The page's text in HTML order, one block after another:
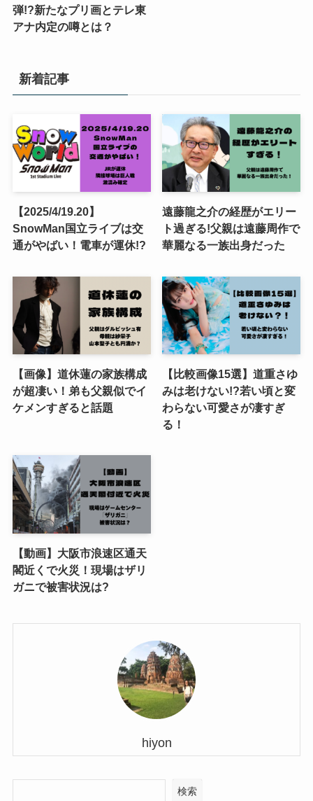
弾!?新たなプリ画とテレ東
アナ内定の噂とは？
新着記事
【2025/4/19.20】
SnowMan国立ライブは交
通がやばい！電車が運休!?
遠藤龍之介の経歴がエリー
ト過ぎる!父親は遠藤周作で
華麗なる一族出身だった
【画像】道休蓮の家族構成
が超凄い！弟も父親似でイ
ケメンすぎると話題
【比較画像15選】道重さゆ
みは老けない!?若い頃と変
わらない可愛さが凄すぎ
る！
【動画】大阪市浪速区通天
閣近くで火災！現場はザリ
ガニで被害状況は?
hiyon
検索